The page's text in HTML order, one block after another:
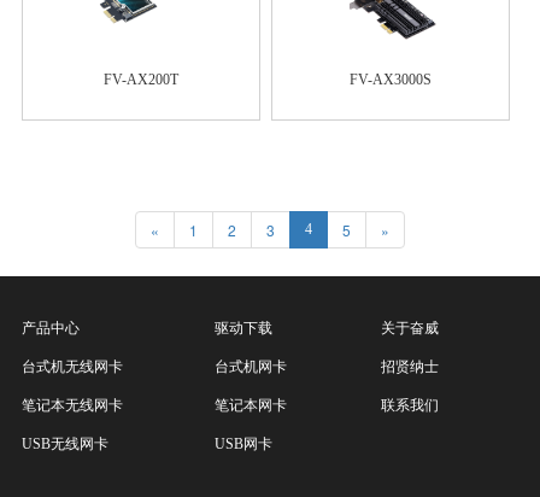
FV-AX200T FV-AX3000S
« 1 2 3 4 5 »
产品中心
台式机无线网卡
笔记本无线网卡
USB无线网卡
驱动下载
台式机网卡
笔记本网卡
USB网卡
关于奋威
招贤纳士
联系我们